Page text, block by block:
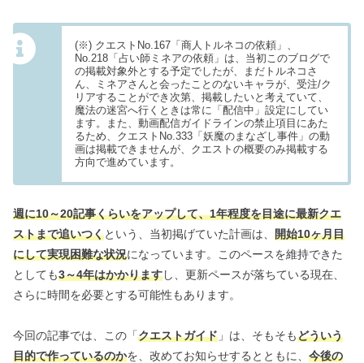
(※) クエストNo.167「商人トルネコの依頼」、
No.218「占い師ミネアの依頼」は、当初このブログで
の掲載対象外とする予定でしたが、まだトルネコさ
ん、ミネアさんと会ったことのないキャラが、受注/ク
リアすることができ次第、掲載したいと考えていて、
魔法の迷宮へ行くときは常に「配信中」設定にしてい
ます。また、動画配信ガイドラインの禁止項目にあた
るため、クエストNo.333「妖魔のまなざし事件」の動
画は掲載できませんが、クエストの概要のみ掲載する
方向で進めています。
週に10～20記事くらいをアップして、1年程度を目途に最新クエ
ストまで追いつくという、当初掲げていた計画は、 開始10ヶ月目
にして実現困難な状況になっています。このペースを維持できた
としても3～4年はかかりますし、更新ペースが落ちている現在、
さらに時間を必要とする可能性もあります。
今回の記事では、この「クエストガイド 」は、そもそもどういう
目的で作っているのかを、改めてお知らせするとともに、 今後の